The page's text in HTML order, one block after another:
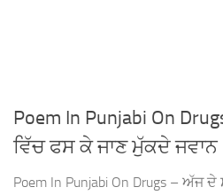
Poem In Punjabi On
ਵਿੱਚ ਫਸ ਕੇ ਜਾਣ ਮੁੱਕਦੇ ਜਵਾਨ
Poem In Punjabi On Drugs – ਅੱਜ